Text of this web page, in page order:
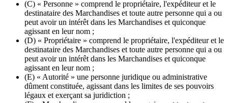
(C) « Personne » comprend le propriétaire, l'expéditeur et le
destinataire des Marchandises et toute autre personne qui a ou
peut avoir un intérêt dans les Marchandises et quiconque
agissant en leur nom ;
(D) « Propriétaire » comprend le propriétaire, l'expéditeur et le
destinataire des Marchandises et toute autre personne qui a ou
peut avoir un intérêt dans les Marchandises et quiconque
agissant en leur nom ;
(E) « Autorité » une personne juridique ou administrative
dûment constituée, agissant dans les limites de ses pouvoirs
légaux et exerçant sa juridiction ;